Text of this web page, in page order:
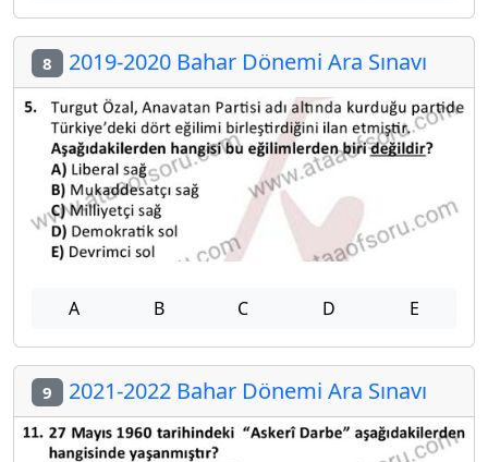
8 2019-2020 Bahar Dönemi Ara Sınavı
A B C D E
9 2021-2022 Bahar Dönemi Ara Sınavı